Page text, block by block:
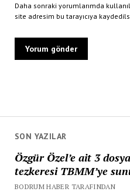
SON YAZILAR
Özgür Özel’e ait 3
tezkeresi TBMM’ye
BODRUM HABER TARAFINDAN
Daha sonraki yorumlarımda
site adresim bu tarayıcıya